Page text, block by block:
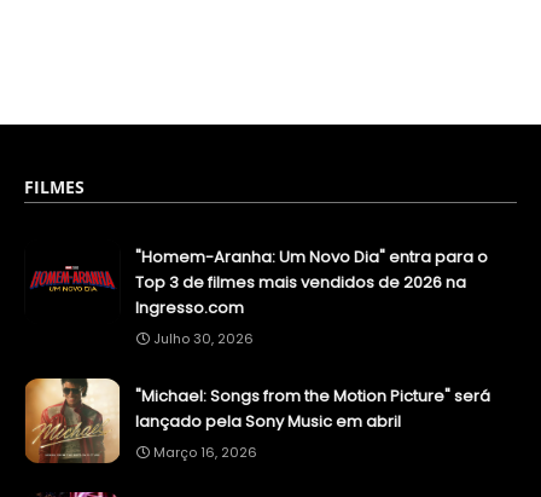
FILMES
"Homem-Aranha: Um Novo Dia" entra para o
Top 3 de filmes mais vendidos de 2026 na
Ingresso.com
Julho 30, 2026
"Michael: Songs from the Motion Picture" será
lançado pela Sony Music em abril
Março 16, 2026